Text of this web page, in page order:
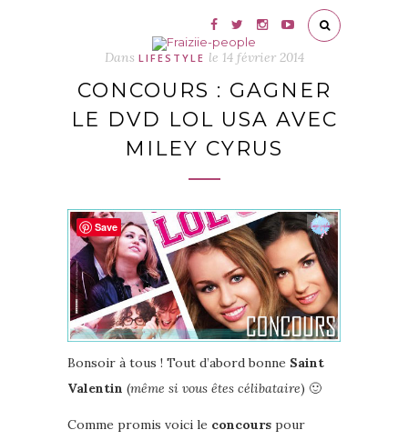
Dans LIFESTYLE le 14 février 2014
CONCOURS : GAGNER
LE DVD LOL USA AVEC
MILEY CYRUS
Bonsoir à tous ! Tout d’abord bonne Saint
Valentin (même si vous êtes célibataire) 🙂
Comme promis voici le concours pour
Save